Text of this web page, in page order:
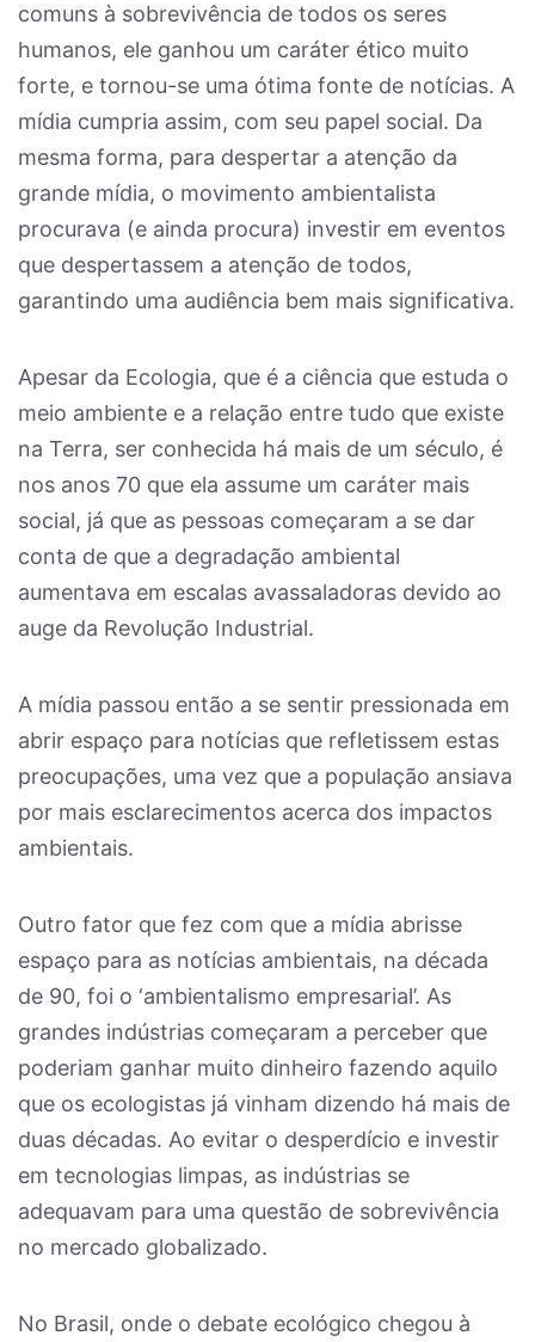
comuns à sobrevivência de todos os seres
humanos, ele ganhou um caráter ético muito
forte, e tornou-se uma ótima fonte de notícias. A
mídia cumpria assim, com seu papel social. Da
mesma forma, para despertar a atenção da
grande mídia, o movimento ambientalista
procurava (e ainda procura) investir em eventos
que despertassem a atenção de todos,
garantindo uma audiência bem mais significativa.
Apesar da Ecologia, que é a ciência que estuda o
meio ambiente e a relação entre tudo que existe
na Terra, ser conhecida há mais de um século, é
nos anos 70 que ela assume um caráter mais
social, já que as pessoas começaram a se dar
conta de que a degradação ambiental
aumentava em escalas avassaladoras devido ao
auge da Revolução Industrial.
A mídia passou então a se sentir pressionada em
abrir espaço para notícias que refletissem estas
preocupações, uma vez que a população ansiava
por mais esclarecimentos acerca dos impactos
ambientais.
Outro fator que fez com que a mídia abrisse
espaço para as notícias ambientais, na década
de 90, foi o ‘ambientalismo empresarial’. As
grandes indústrias começaram a perceber que
poderiam ganhar muito dinheiro fazendo aquilo
que os ecologistas já vinham dizendo há mais de
duas décadas. Ao evitar o desperdício e investir
em tecnologias limpas, as indústrias se
adequavam para uma questão de sobrevivência
no mercado globalizado.
No Brasil, onde o debate ecológico chegou à